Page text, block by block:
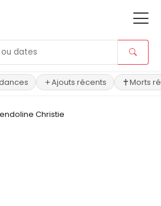
Ajouts récents Morts
Christie